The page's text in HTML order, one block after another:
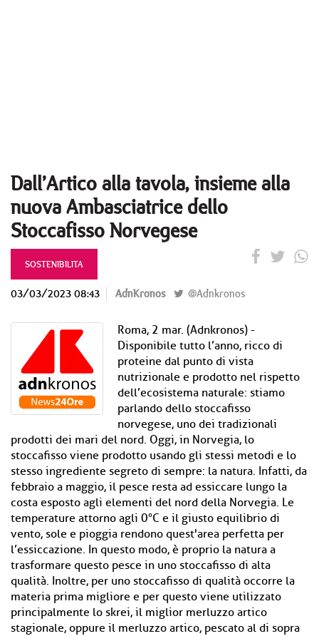
Dall’Artico alla tavola, insieme alla
nuova Ambasciatrice dello
Stoccafisso Norvegese
SOSTENIBILITA
03/03/2023 08:43 AdnKronos @Adnkronos
Roma, 2 mar. (Adnkronos) -
Disponibile tutto l’anno, ricco di
proteine dal punto di vista
nutrizionale e prodotto nel rispetto
dell’ecosistema naturale: stiamo
parlando dello stoccafisso
norvegese, uno dei tradizionali
prodotti dei mari del nord. Oggi, in Norvegia, lo
stoccafisso viene prodotto usando gli stessi metodi e lo
stesso ingrediente segreto di sempre: la natura. Infatti, da
febbraio a maggio, il pesce resta ad essiccare lungo la
costa esposto agli elementi del nord della Norvegia. Le
temperature attorno agli 0°C e il giusto equilibrio di
vento, sole e pioggia rendono quest'area perfetta per
l’essiccazione. In questo modo, è proprio la natura a
trasformare questo pesce in uno stoccafisso di alta
qualità. Inoltre, per uno stoccafisso di qualità occorre la
materia prima migliore e per questo viene utilizzato
principalmente lo skrei, il miglior merluzzo artico
stagionale, oppure il merluzzo artico, pescato al di sopra